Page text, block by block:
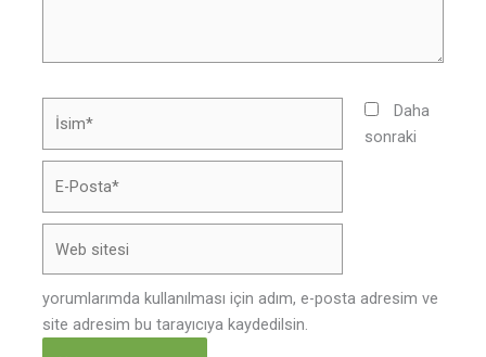
Posta*
sitesi
Daha
sonraki
yorumlarımda kullanılması için adım, e-posta adresim ve
site adresim bu tarayıcıya kaydedilsin.